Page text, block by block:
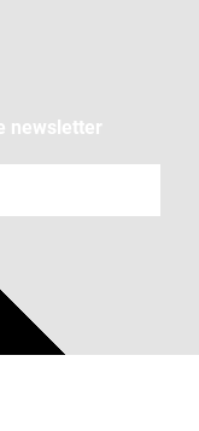
newsletter